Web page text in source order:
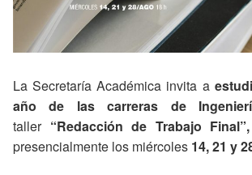
La Secretaría Académica invita a
año de las carreras de
taller “Redacción de Trabajo Final”,
presencialmente los miércoles 14, 21 y